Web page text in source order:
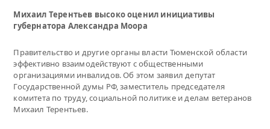
Михаил Терентьев высоко оценил инициативы
губернатора Александра Моора
Правительство и другие органы власти Тюменской области
эффективно взаимодействуют с общественными
организациями инвалидов. Об этом заявил депутат
Государственной думы РФ, заместитель председателя
комитета по труду, социальной политике и делам ветеранов
Михаил Терентьев.